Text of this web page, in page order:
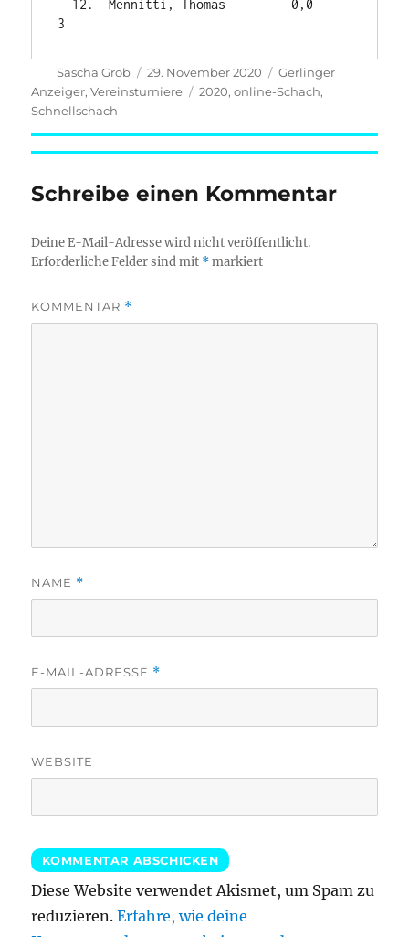
Autor
Sascha Grob
Veröffentlicht
am
29. November 2020 Kategorien
Gerlinger
Anzeiger,Vereinsturniere Schlagwörter
2020,online-Schach,
Schnellschach
Schreibe einen Kommentar
Deine E-Mail-Adresse wird nicht veröffentlicht.
Erforderliche Felder sind mit *markiert
KOMMENTAR *
NAME *
E-MAIL-ADRESSE *
WEBSITE
Diese Website verwendet Akismet, um Spam zu
reduzieren.Erfahre, wie deine